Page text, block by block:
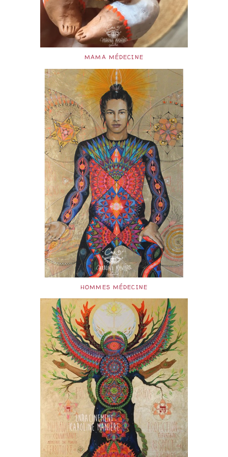
MAMA MÉDECINE
HOMMES MÉDECINE